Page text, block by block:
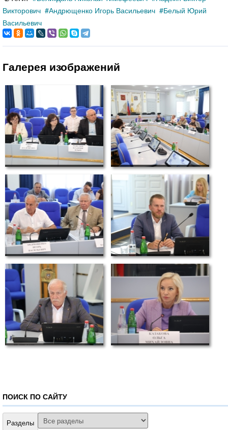
Викторович
Андрющенко Игорь Васильевич
Белый Юрий
Васильевич
Галерея изображений
ПОИСК ПО САЙТУ
Разделы